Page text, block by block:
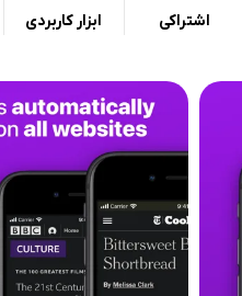
اشتراکی ابزار کاربردی